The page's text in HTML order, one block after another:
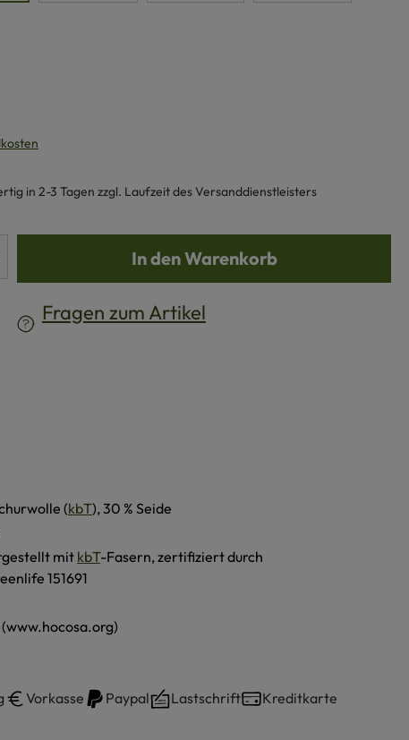
in 2-3 Tagen zzgl. Laufzeit des Versanddienstleisters
den gewünschten Wert ein oder
In den Warenkorb
Fragen zum Artikel
(kbT), 30 % Seide
mit kbT-Fasern, zertifiziert durch
151691
(www.hocosa.org)
Vorkasse Paypal Lastschrift Kreditkarte